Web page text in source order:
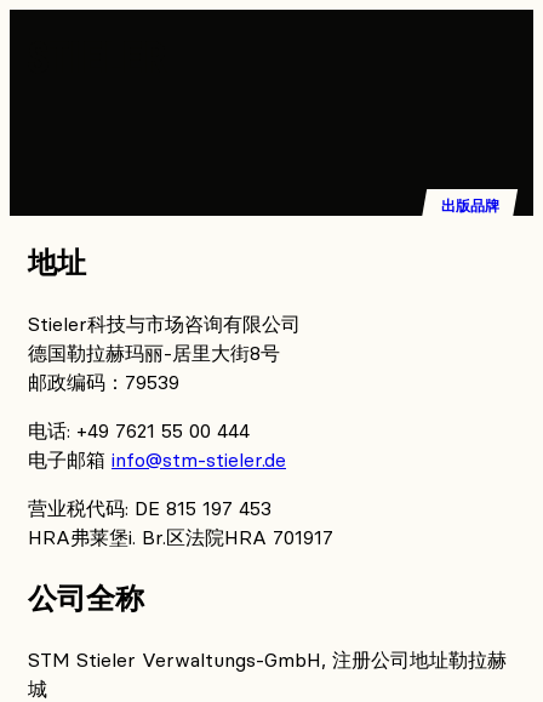
出版品牌
地址
Stieler科技与市场咨询有限公司
德国勒拉赫玛丽-居里大街8号
邮政编码：79539
电话: +49 7621 55 00 444
电子邮箱 info@stm-stieler.de
营业税代码: DE 815 197 453
HRA弗莱堡i. Br.区法院HRA 701917
公司全称
STM Stieler Verwaltungs-GmbH, 注册公司地址勒拉赫
城